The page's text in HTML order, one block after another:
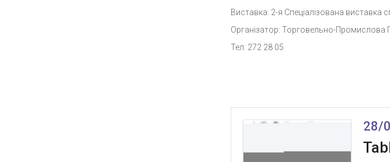
Виставка: 2-я Спеціалізована виставка
Організатор: Торговельно-Промислова
Тел: 272 28 05
28/